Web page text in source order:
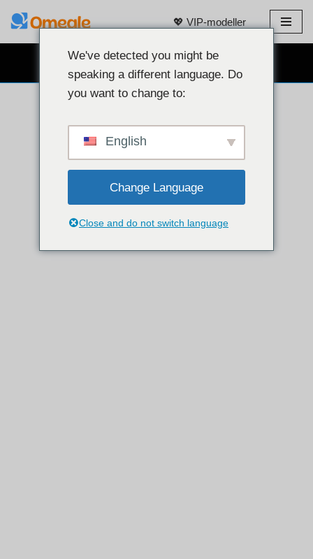
💖 VIP-modeller
GRATIS NETTKAMERACHAT 👉
We've detected you might be
speaking a different language. Do
you want to change to:
English
Change Language
Close and do not switch language